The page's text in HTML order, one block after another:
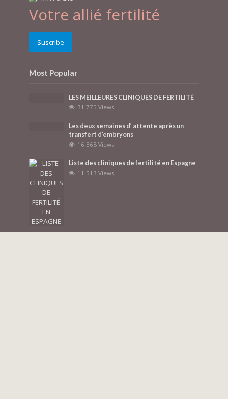
Votre allié fertilité
Suscribe
Most Popular
LES MEILLEURES CLINIQUES DE FERTILITÉ
31 775 Views
Les deux semaines d’ attente après un
transfert d’embryons
16 368 Views
Liste des cliniques de fertilité en Espagne
11 513 Views